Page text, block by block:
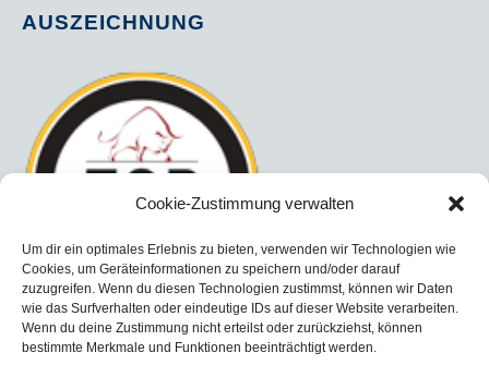
Cookie-Zustimmung verwalten
Um dir ein optimales Erlebnis zu bieten, verwenden wir Technologien wie
Cookies, um Geräteinformationen zu speichern und/oder darauf
zuzugreifen. Wenn du diesen Technologien zustimmst, können wir Daten
wie das Surfverhalten oder eindeutige IDs auf dieser Website verarbeiten.
Wenn du deine Zustimmung nicht erteilst oder zurückziehst, können
bestimmte Merkmale und Funktionen beeinträchtigt werden.
AUSZEICHNUNG